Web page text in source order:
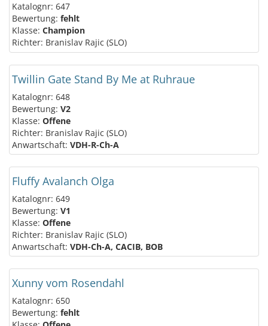
Katalognr: 647
Bewertung: fehlt
Klasse: Champion
Richter: Branislav Rajic (SLO)
Twillin Gate Stand By Me at Ruhraue
Katalognr: 648
Bewertung: V2
Klasse: Offene
Richter: Branislav Rajic (SLO)
Anwartschaft: VDH-R-Ch-A
Fluffy Avalanch Olga
Katalognr: 649
Bewertung: V1
Klasse: Offene
Richter: Branislav Rajic (SLO)
Anwartschaft: VDH-Ch-A, CACIB, BOB
Xunny vom Rosendahl
Katalognr: 650
Bewertung: fehlt